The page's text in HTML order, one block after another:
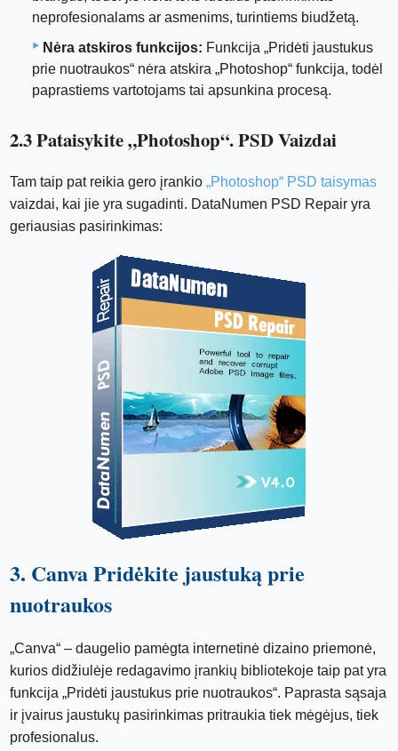
neprofesionalams ar asmenims, turintiems biudžetą.
Nėra atskiros funkcijos: Funkcija „Pridėti jaustukus
prie nuotraukos“ nėra atskira „Photoshop“ funkcija, todėl
paprastiems vartotojams tai apsunkina procesą.
2.3 Pataisykite „Photoshop“. PSD Vaizdai
Tam taip pat reikia gero įrankio„Photoshop“ PSD taisymas
vaizdai, kai jie yra sugadinti. DataNumen PSD Repair yra
geriausias pasirinkimas:
3. Canva Pridėkite jaustuką prie
nuotraukos
„Canva“ – daugelio pamėgta internetinė dizaino priemonė,
kurios didžiulėje redagavimo įrankių bibliotekoje taip pat yra
funkcija „Pridėti jaustukus prie nuotraukos“. Paprasta sąsaja
ir įvairus jaustukų pasirinkimas pritraukia tiek mėgėjus, tiek
profesionalus.